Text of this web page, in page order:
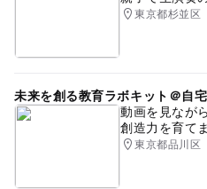
東京都杉並区
未来を創る教育ラボキット＠自
動画を見なが
創造力を育て
東京都品川区